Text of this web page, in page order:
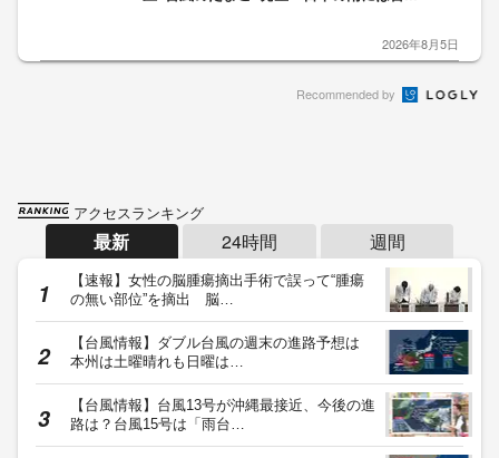
2026年8月5日
Recommended by
アクセスランキング
最新 24時間 週間
【速報】女性の脳腫瘍摘出手術で誤って“腫瘍
の無い部位”を摘出 脳…
【台風情報】ダブル台風の週末の進路予想は
本州は土曜晴れも日曜は…
【台風情報】台風13号が沖縄最接近、今後の進
路は？台風15号は「雨台…